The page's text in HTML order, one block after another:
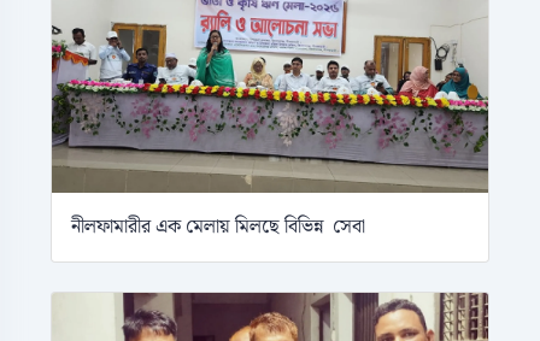
নীলফামারীর এক মেলায় মিলছে বিভিন্ন সেবা